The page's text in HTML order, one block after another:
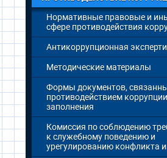
Нормативные правовые и
сфере противодействия
Антикоррупционная
Методические материалы
Формы документов,
противодействием
заполнения
Комиссия по соблюдению
к служебному поведению и
урегулированию конфликта